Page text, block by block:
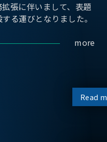
張に伴いまして、表題
る運びとなりました。
more
Read